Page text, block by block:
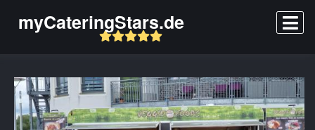
myCateringStars.de